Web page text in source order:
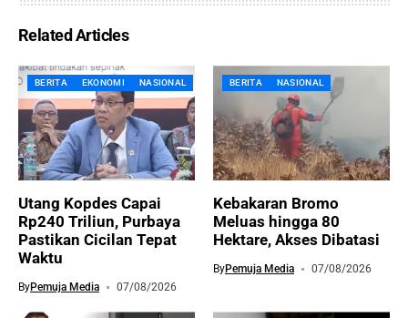
Related Articles
BERITA EKONOMI NASIONAL
Utang Kopdes Capai
Rp240 Triliun, Purbaya
Pastikan Cicilan Tepat
Waktu
ByPemuja Media 07/08/2026
BERITA NASIONAL
Kebakaran Bromo
Meluas hingga 80
Hektare, Akses Dibatasi
ByPemuja Media 07/08/2026